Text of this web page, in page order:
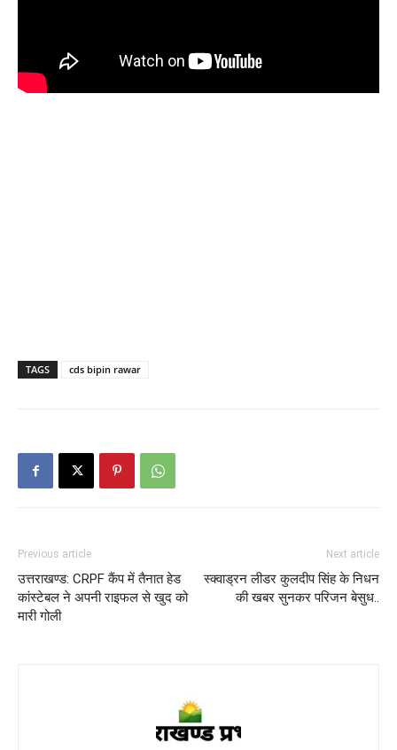
TAGS cds bipin rawar
Previous article
उत्तराखण्ड: CRPF कैंप में तैनात हेड
कांस्टेबल ने अपनी राइफल से खुद को
मारी गोली
Next article
स्क्वाड्रन लीडर कुलदीप सिंह के निधन
की खबर सुनकर परिजन बेसुध..